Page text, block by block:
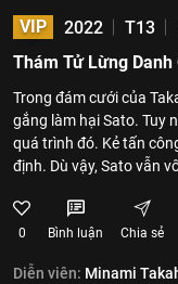
VIP 2022 T13
Thám Tử Lừng
Trong đám cưới của
gắng làm hại Sato. Tuy
quá trình đó. Kẻ tấn
định. Dù vậy, Sato vẫn
0 Bình luận Chia sẻ
Diễn viên: Minami